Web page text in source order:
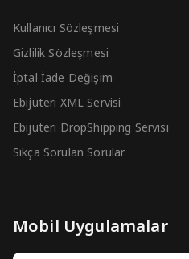
Kullanıcı Sözleşmesi
Gizlilik Sözleşmesi
İptal İade Değişim
Ebijuteri XML Servisi
Ebijuteri DropShipping Servisi
Sıkça Sorulan Sorular
Mobil Uygulamalar